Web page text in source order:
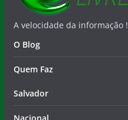
A velocidade da informação !
O Blog
Quem Faz
Salvador